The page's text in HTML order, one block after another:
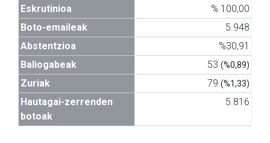
Eskrutinioa
% 100,00
Boto-emaileak
5.948
Abstentzioa
%30,91
Baliogabeak
53 (%0,89)
Zuriak 79 (%1,33)
Hautagai-zerrenden
botoak
5.816